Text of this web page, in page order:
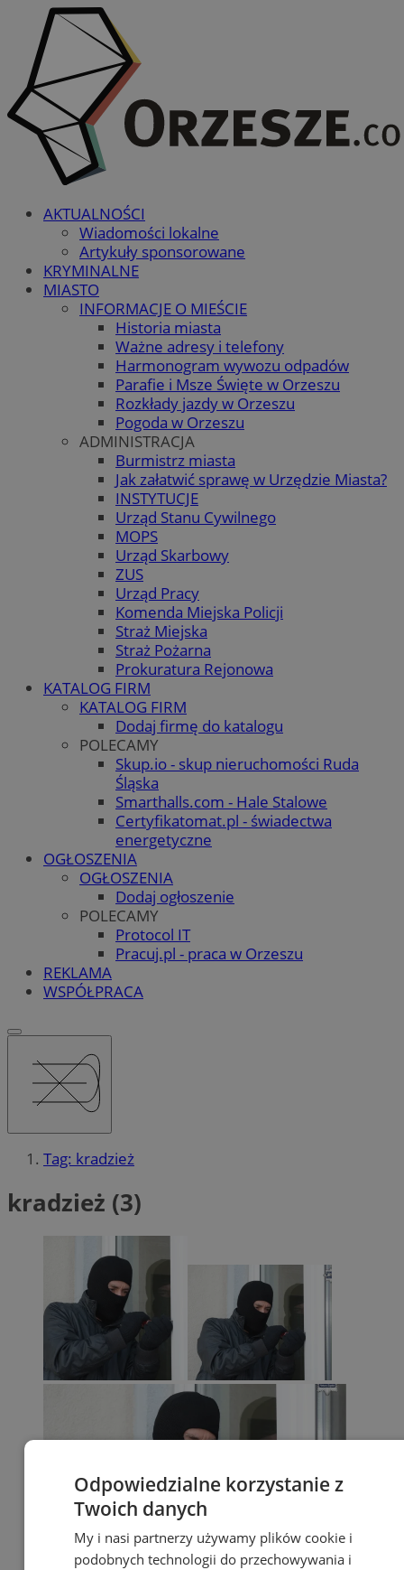
AKTUALNOŚCI
Wiadomości lokalne
Artykuły sponsorowane
KRYMINALNE
MIASTO
INFORMACJE O MIEŚCIE
Historia miasta
Ważne adresy i telefony
Harmonogram wywozu odpadów
Parafie i Msze Święte w Orzeszu
Rozkłady jazdy w Orzeszu
Pogoda w Orzeszu
ADMINISTRACJA
Burmistrz miasta
Jak załatwić sprawę w Urzędzie Miasta?
INSTYTUCJE
Urząd Stanu Cywilnego
MOPS
Urząd Skarbowy
ZUS
Urząd Pracy
Komenda Miejska Policji
Straż Miejska
Straż Pożarna
Prokuratura Rejonowa
KATALOG FIRM
KATALOG FIRM
Dodaj firmę do katalogu
POLECAMY
Skup.io - skup nieruchomości Ruda
Śląska
Smarthalls.com - Hale Stalowe
Certyfikatomat.pl - świadectwa
energetyczne
OGŁOSZENIA
OGŁOSZENIA
Dodaj ogłoszenie
POLECAMY
Protocol IT
Pracuj.pl - praca w Orzeszu
REKLAMA
WSPÓŁPRACA
Tag: kradzież
kradzież (3)
Odpowiedzialne korzystanie z
Twoich danych
My i nasi partnerzy używamy plików cookie i
podobnych technologii do przechowywania i